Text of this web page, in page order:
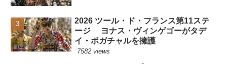
2026 ツール・ド・フランス第11ステ
ージ ヨナス・ヴィンゲゴーがタデ
イ・ポガチャルを擁護
7582 views